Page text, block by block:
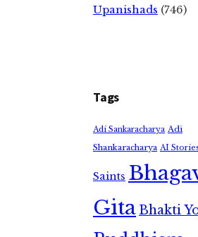
Upanishads (746)
Tags
Adi Sankaracharya Adi
Shankaracharya AI
Saints
GitaBhakti